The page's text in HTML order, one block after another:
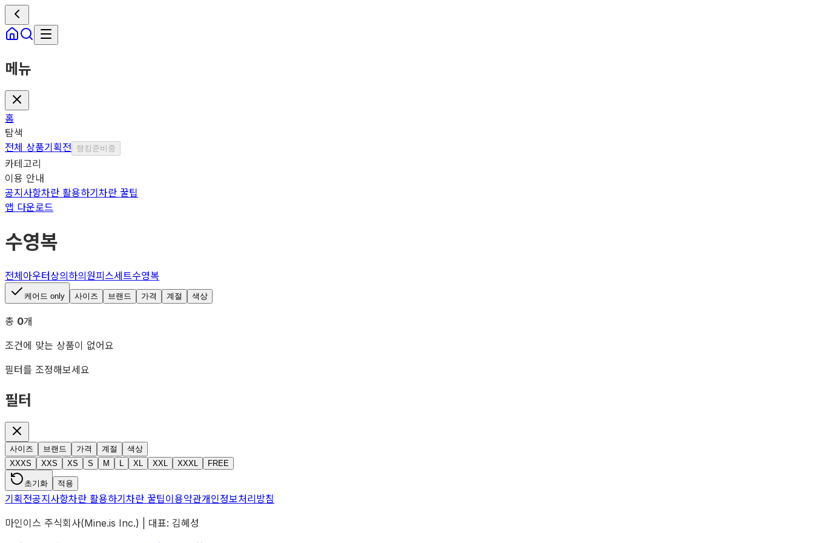
메뉴
홈
탐색
전체 상품기획전 랭킹 준비중
카테고리
이용 안내
공지사항차란 활용하기차란 꿀팁
앱 다운로드
수영복
전체아우터상의하의원피스세트수영복
케어드 only 사이즈 브랜드 가격 계절 색상
총 0개
조건에 맞는 상품이 없어요
필터를 조정해보세요
필터
사이즈 브랜드 가격 계절
색상
XXXS
XXS XS S M L XL XXL XXXL FREE
초기화 적용
기획전공지사항차란 활용하기차란 꿀팁이용약관개인정보처리방침
마인이스 주식회사(Mine.is Inc.) | 대표: 김혜성